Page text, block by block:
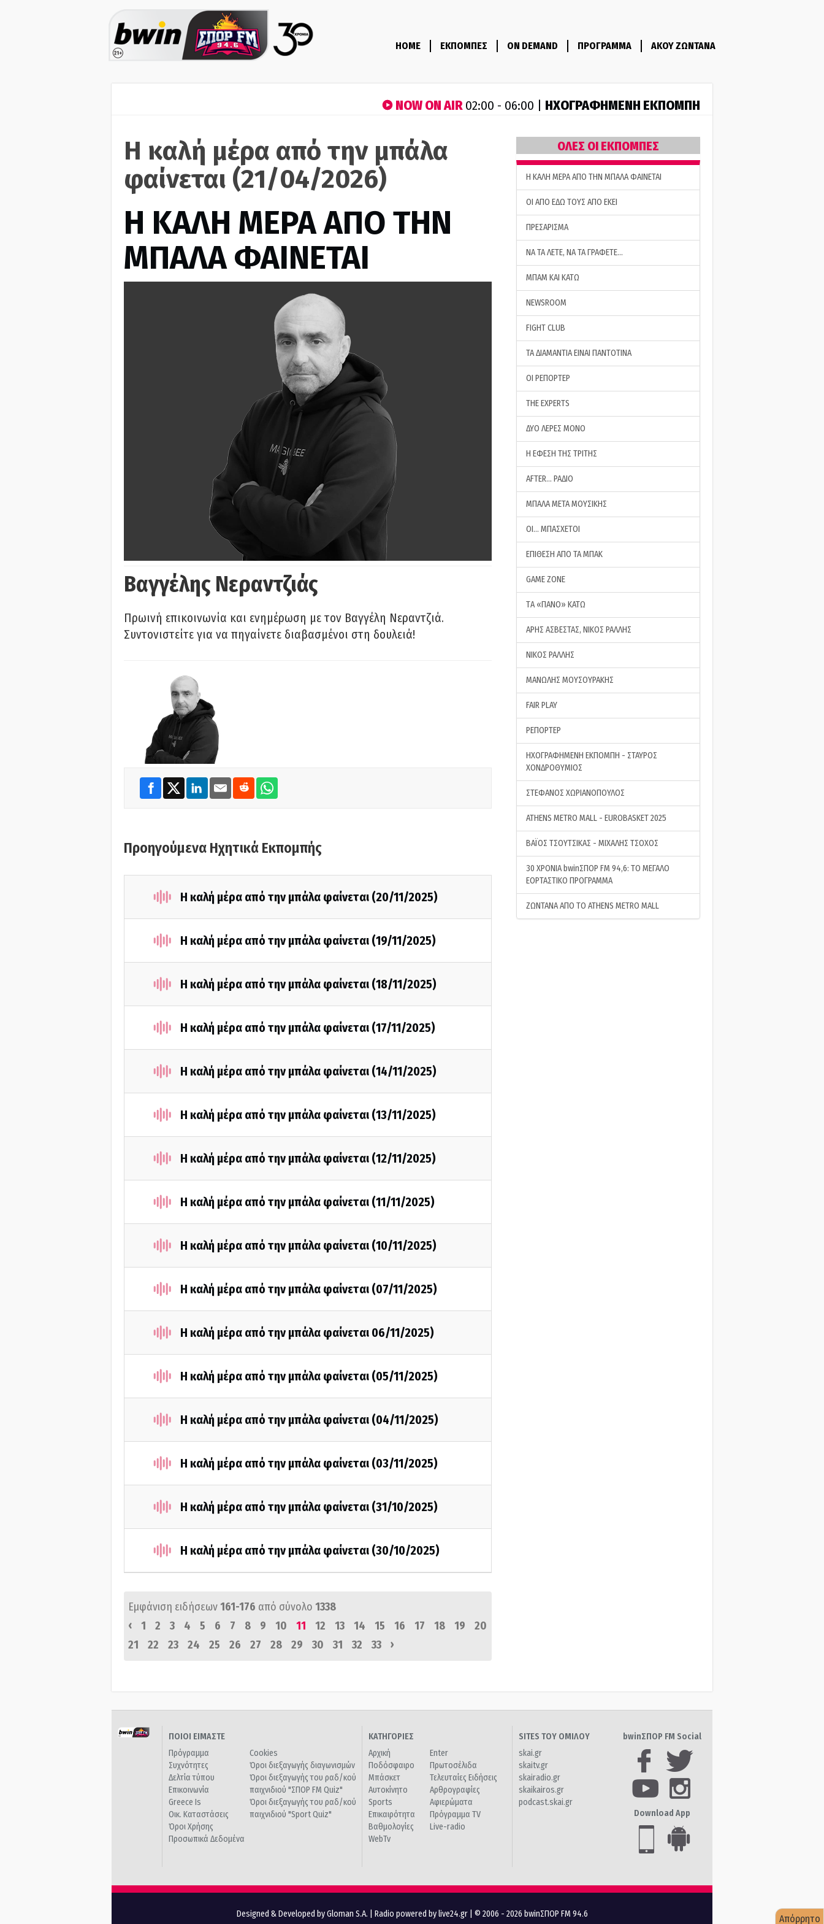
HOME ΕΚΠΟΜΠΕΣ ON DEMAND ΠΡΟΓΡΑΜΜΑ ΑΚΟΥ ΖΩΝΤΑΝΑ
NOW ON AIR02:00 - 06:00 | ΗΧΟΓΡΑΦΗΜΕΝΗ ΕΚΠΟΜΠΗ
Η καλή μέρα από την μπάλα
φαίνεται (21/04/2026)
H ΚΑΛΗ ΜΕΡΑ ΑΠΟ ΤΗΝ
ΜΠΑΛΑ ΦΑΙΝΕΤΑΙ
Βαγγέλης Νεραντζιάς
Πρωινή επικοινωνία και ενημέρωση με τον Βαγγέλη Νεραντζιά.
Συντονιστείτε για να πηγαίνετε διαβασμένοι στη δουλειά!
Προηγούμενα Ηχητικά Εκπομπής
Η καλή μέρα από την μπάλα φαίνεται (20/11/2025)
Η καλή μέρα από την μπάλα φαίνεται (19/11/2025)
Η καλή μέρα από την μπάλα φαίνεται (18/11/2025)
Η καλή μέρα από την μπάλα φαίνεται (17/11/2025)
Η καλή μέρα από την μπάλα φαίνεται (14/11/2025)
Η καλή μέρα από την μπάλα φαίνεται (13/11/2025)
Η καλή μέρα από την μπάλα φαίνεται (12/11/2025)
Η καλή μέρα από την μπάλα φαίνεται (11/11/2025)
Η καλή μέρα από την μπάλα φαίνεται (10/11/2025)
Η καλή μέρα από την μπάλα φαίνεται (07/11/2025)
Η καλή μέρα από την μπάλα φαίνεται 06/11/2025)
Η καλή μέρα από την μπάλα φαίνεται (05/11/2025)
Η καλή μέρα από την μπάλα φαίνεται (04/11/2025)
Η καλή μέρα από την μπάλα φαίνεται (03/11/2025)
Η καλή μέρα από την μπάλα φαίνεται (31/10/2025)
Η καλή μέρα από την μπάλα φαίνεται (30/10/2025)
Εμφάνιση ειδήσεων161-176 από σύνολο 1338
‹
1 2 3 4 5 6 7 8 9 10 11 12 13 14 15 16 17 18 19
20
21
22 23 24 25 26 27 28 29 30 31 32 33 ›
ΟΛΕΣ ΟΙ ΕΚΠΟΜΠΕΣ
H ΚΑΛΗ ΜΕΡΑ ΑΠΟ ΤΗΝ ΜΠΑΛΑ ΦΑΙΝΕΤΑΙ
ΟΙ ΑΠΟ ΕΔΩ ΤΟΥΣ ΑΠΟ ΕΚΕΙ
ΠΡΕΣΑΡΙΣΜΑ
ΝΑ ΤΑ ΛΕΤΕ, ΝΑ ΤΑ ΓΡΑΦΕΤΕ…
ΜΠΑΜ ΚΑΙ ΚΑΤΩ
NEWSROOM
FIGHT CLUB
ΤΑ ΔΙΑΜΑΝΤΙΑ ΕΙΝΑΙ ΠΑΝΤΟΤΙΝΑ
ΟΙ ΡΕΠΟΡΤΕΡ
THE EXPERTS
ΔΥΟ ΛΕΡΕΣ ΜΟΝΟ
Η ΕΦΕΣΗ ΤΗΣ ΤΡΙΤΗΣ
AFTER… ΡΑΔΙΟ
ΜΠΑΛΑ ΜΕΤΑ ΜΟΥΣΙΚΗΣ
ΟΙ… ΜΠΑΣΧΕΤΟΙ
ΕΠΙΘΕΣΗ ΑΠΟ ΤΑ ΜΠΑΚ
GAME ZONE
ΤA «ΠΑΝΟ» ΚΑΤΩ
ΑΡΗΣ ΑΣΒΕΣΤΑΣ, ΝΙΚΟΣ ΡΑΛΛΗΣ
ΝΙΚΟΣ ΡΑΛΛΗΣ
ΜΑΝΩΛΗΣ ΜΟΥΣΟΥΡΑΚΗΣ
FAIR PLAY
ΡΕΠΟΡΤΕΡ
ΗΧΟΓΡΑΦΗΜΕΝΗ ΕΚΠΟΜΠΗ - ΣΤΑΥΡΟΣ
ΧΟΝΔΡΟΘΥΜΙΟΣ
ΣΤΕΦΑΝΟΣ ΧΩΡΙΑΝΟΠΟΥΛΟΣ
ATHENS METRO MALL - EUROBASKET 2025
ΒΑΪΟΣ ΤΣΟΥΤΣΙΚΑΣ - ΜΙΧΑΛΗΣ ΤΣΟΧΟΣ
30 ΧΡΟΝΙΑ bwinΣΠΟΡ FM 94,6: ΤΟ ΜΕΓΑΛΟ
ΕΟΡΤΑΣΤΙΚΟ ΠΡΟΓΡΑΜΜΑ
ΖΩΝΤΑΝΑ ΑΠΟ ΤΟ ATHENS METRO MALL
ΠΟΙΟΙ ΕΙΜΑΣΤΕ
Πρόγραμμα
Συχνότητες
Δελτία τύπου
Επικοινωνία
Greece Is
Οικ. Καταστάσεις
Όροι Χρήσης
Προσωπικά Δεδομένα
Cookies
Όροι διεξαγωγής διαγωνισμών
Όροι διεξαγωγής του ραδ/κού
παιχνιδιού "ΣΠΟΡ FM Quiz"
Όροι διεξαγωγής του ραδ/κού
παιχνιδιού "Sport Quiz"
ΚΑΤΗΓΟΡΙΕΣ
Αρχική
Ποδόσφαιρο
Μπάσκετ
Αυτοκίνητο
Sports
Επικαιρότητα
Βαθμολογίες
WebTv
Enter
Πρωτοσέλιδα
Τελευταίες Ειδήσεις
Αρθρογραφίες
Αφιερώματα
Πρόγραμμα TV
Live-radio
SITES ΤΟΥ ΟΜΙΛΟΥ
skai.gr
skaitv.gr
skairadio.gr
skaikairos.gr
podcast.skai.gr
bwinΣΠΟΡ FM Social
Download App
Designed & Developed by Gloman S.A. Radio powered by live24.gr | © 2006 - 2026 bwinΣΠΟΡ FM 94.6 Απόρρητο